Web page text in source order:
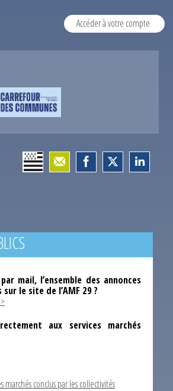
Accéder à votre compte
mail, l’ensemble des annonces
le site de l’AMF 29 ?
aux services marchés
conclus par les collectivités